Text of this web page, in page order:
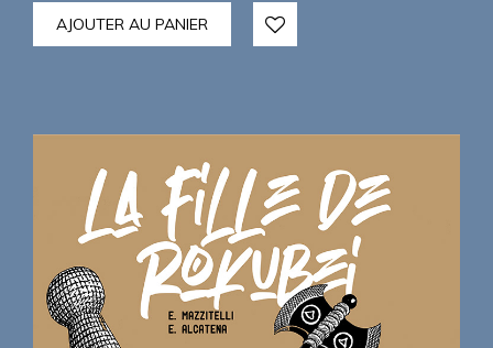
AJOUTER AU PANIER